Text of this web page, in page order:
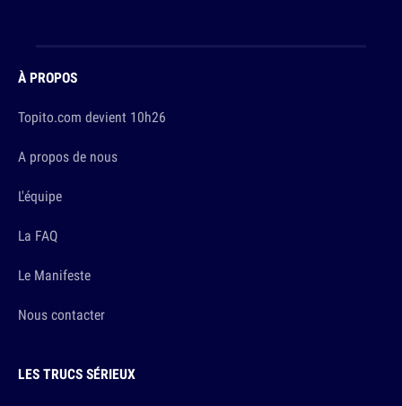
À PROPOS
Topito.com devient 10h26
A propos de nous
L'équipe
La FAQ
Le Manifeste
Nous contacter
LES TRUCS SÉRIEUX